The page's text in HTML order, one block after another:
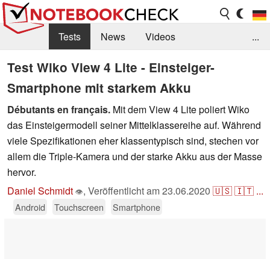
Tests News
Videos
Benchmarks & Tech
Externe Tests
Kaufberatung
Deals Suche
Jobs
Forum
...
Test Wiko View 4 Lite - Einsteiger-
Smartphone mit starkem Akku
Débutants en français. Mit dem View 4 Lite poliert Wiko
das Einsteigermodell seiner Mittelklassereihe auf. Während
viele Spezifikationen eher klassentypisch sind, stechen vor
allem die Triple-Kamera und der starke Akku aus der Masse
hervor.
Daniel Schmidt 👁, Veröffentlicht am23.06.2020 🇺🇸🇮🇹 ...
Android Touchscreen Smartphone